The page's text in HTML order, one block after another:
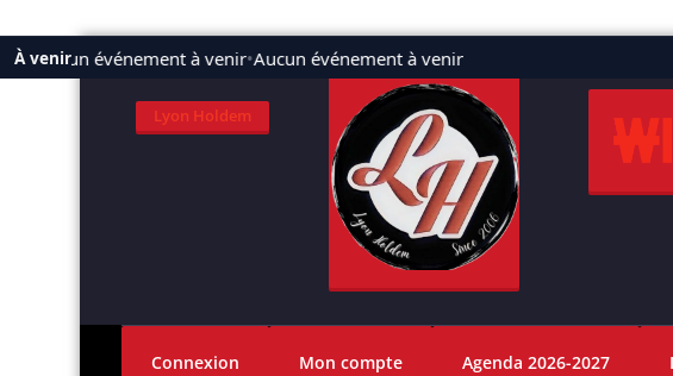
À venir
Aucun événement à venir•Aucun événement à venir
Aller
contenu
Lyon Holdem
Connexion Mon compte Agenda 2026-2027